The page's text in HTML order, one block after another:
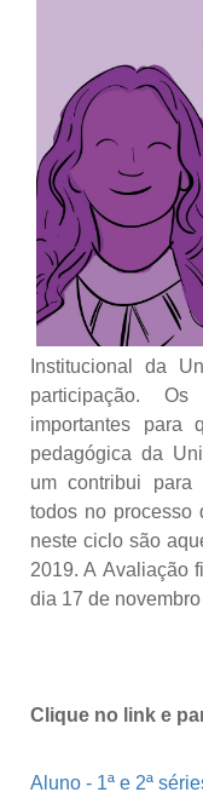
Institucional da
participação.
importantes para
pedagógica da
um contribui para
todos no processo
neste ciclo são
2019. A Avaliação
dia 17 de
Clique no link e
Aluno - 1ª e 2ª